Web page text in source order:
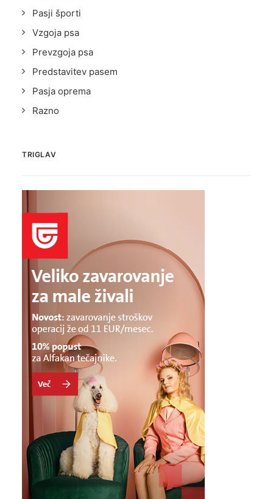
Pasji športi
Vzgoja psa
Prevzgoja psa
Predstavitev pasem
Pasja oprema
Razno
TRIGLAV